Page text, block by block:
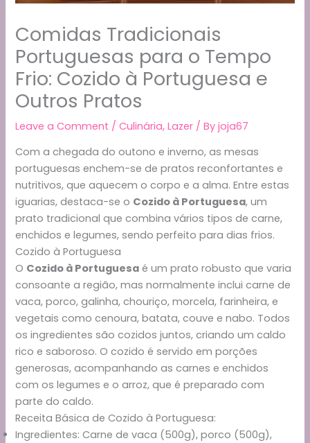
Comidas Tradicionais
Portuguesas para o Tempo
Frio: Cozido à Portuguesa e
Outros Pratos
Leave a Comment /Culinária,Lazer / Byjoja67
Com a chegada do outono e inverno, as mesas
portuguesas enchem-se de pratos reconfortantes e
nutritivos, que aquecem o corpo e a alma. Entre estas
iguarias, destaca-se o Cozido à Portuguesa, um
prato tradicional que combina vários tipos de carne,
enchidos e legumes, sendo perfeito para dias frios.
Cozido à Portuguesa
O Cozido à Portuguesa é um prato robusto que varia
consoante a região, mas normalmente inclui carne de
vaca, porco, galinha, chouriço, morcela, farinheira, e
vegetais como cenoura, batata, couve e nabo. Todos
os ingredientes são cozidos juntos, criando um caldo
rico e saboroso. O cozido é servido em porções
generosas, acompanhando as carnes e enchidos
com os legumes e o arroz, que é preparado com
parte do caldo.
Receita Básica de Cozido à Portuguesa:
Ingredientes: Carne de vaca (500g), porco (500g),